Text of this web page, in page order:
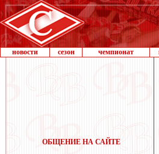
новости сезон чемпионат
ОБЩЕНИЕ НА САЙТЕ